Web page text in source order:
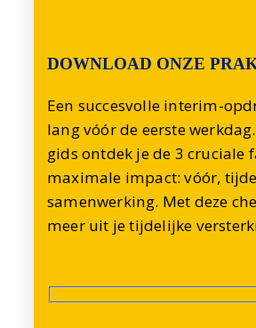
DOWNLOAD ONZE
Een succesvolle interim-
lang vóór de eerste
gids ontdek je de 3 cruciale
maximale impact: vóór,
samenwerking. Met deze
meer uit je tijdelijke